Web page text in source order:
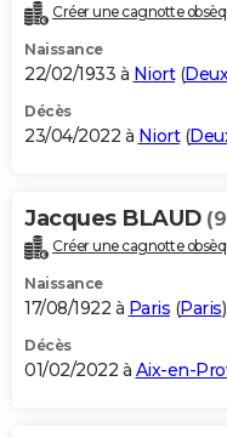
Créer une cagnotte
Naissance
22/02/1933 à Niort(
Décès
23/04/2022 à Niort(
Jacques BLAUD
Créer une cagnotte
Naissance
17/08/1922 à Paris (Paris)
Décès
01/02/2022 à Aix-en-